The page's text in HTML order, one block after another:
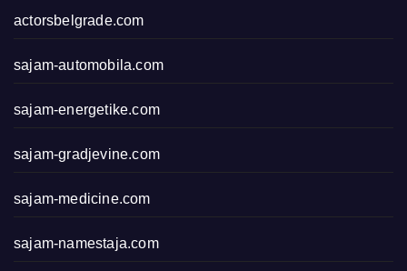
actorsbelgrade.com
sajam-automobila.com
sajam-energetike.com
sajam-gradjevine.com
sajam-medicine.com
sajam-namestaja.com